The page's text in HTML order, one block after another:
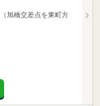
旭橋交差点を東町方